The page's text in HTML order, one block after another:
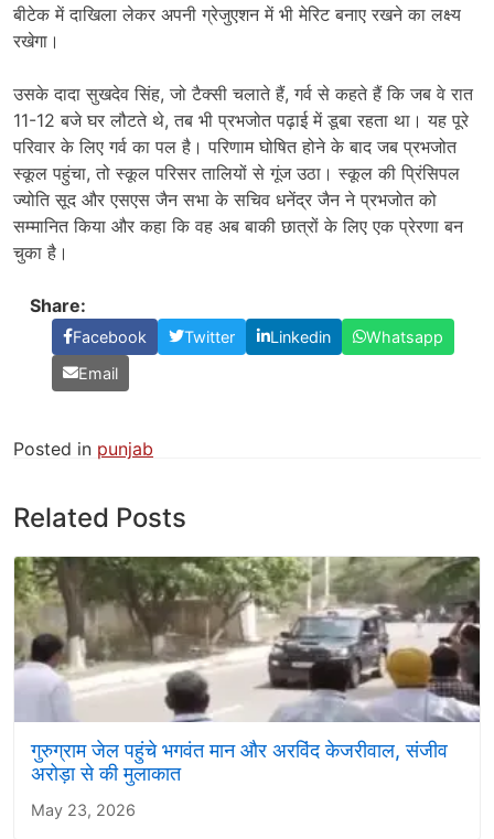
बीटेक में दाखिला लेकर अपनी ग्रेजुएशन में भी मेरिट बनाए रखने का लक्ष्य
रखेगा।
उसके दादा सुखदेव सिंह, जो टैक्सी चलाते हैं, गर्व से कहते हैं कि जब वे रात
11-12 बजे घर लौटते थे, तब भी प्रभजोत पढ़ाई में डूबा रहता था। यह पूरे
परिवार के लिए गर्व का पल है। परिणाम घोषित होने के बाद जब प्रभजोत
स्कूल पहुंचा, तो स्कूल परिसर तालियों से गूंज उठा। स्कूल की प्रिंसिपल
ज्योति सूद और एसएस जैन सभा के सचिव धनेंद्र जैन ने प्रभजोत को
सम्मानित किया और कहा कि वह अब बाकी छात्रों के लिए एक प्रेरणा बन
चुका है।
Share:
Facebook Twitter Linkedin
Whatsapp
Email
Posted in punjab
Related Posts
गुरुग्राम जेल पहुंचे भगवंत मान और अरविंद केजरीवाल, संजीव
अरोड़ा से की मुलाकात
May 23, 2026